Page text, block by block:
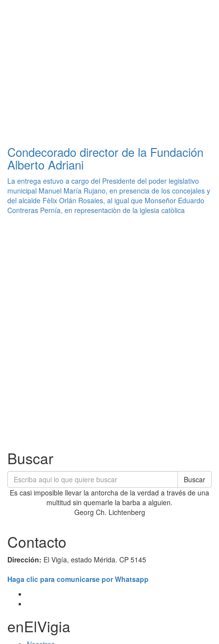
Condecorado director de la Fundación
Alberto Adriani
La entrega estuvo a cargo del Presidente del poder legislativo
municipal Manuel María Rujano, en presencia de los concejales y
del alcalde Fèlix Orlán Rosales, al igual que Monseñor Eduardo
Contreras Pernía, en representaciòn de la iglesia catòlica
Buscar
Buscar
Es casi imposible llevar la antorcha de la verdad a través de una
multitud sin quemarle la barba a alguien.
Georg Ch. Lichtenberg
Contacto
Dirección: El Vigía, estado Mérida. CP 5145
Haga clic para comunicarse por Whatsapp
enElVigia